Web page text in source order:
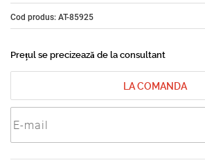
Cod produs: AT-85925
Prețul se precizează de la consultant
LA COMANDA